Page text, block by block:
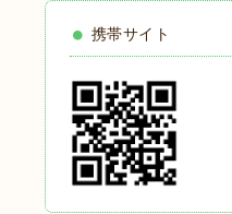
携帯サイト